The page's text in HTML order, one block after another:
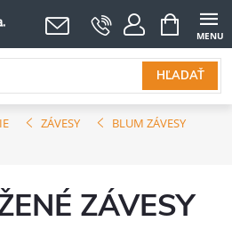
HĽADAŤ
NÁKUPNÝ
KOŠÍK
ZÁVESY
BLUM ZÁVESY
ZÁVESY